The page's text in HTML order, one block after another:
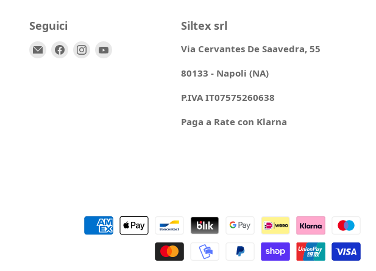
Seguici
Email
TrovaciTrovaci
Siltex srl
Via Cervantes De Saavedra, 55
80133 - Napoli (NA)
P.IVA IT07575260638
Paga a Rate con Klarna